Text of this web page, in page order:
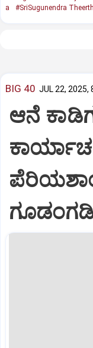
a
#SriSugunendra
BIG 40 JUL 22, 2025,
ಆನೆ